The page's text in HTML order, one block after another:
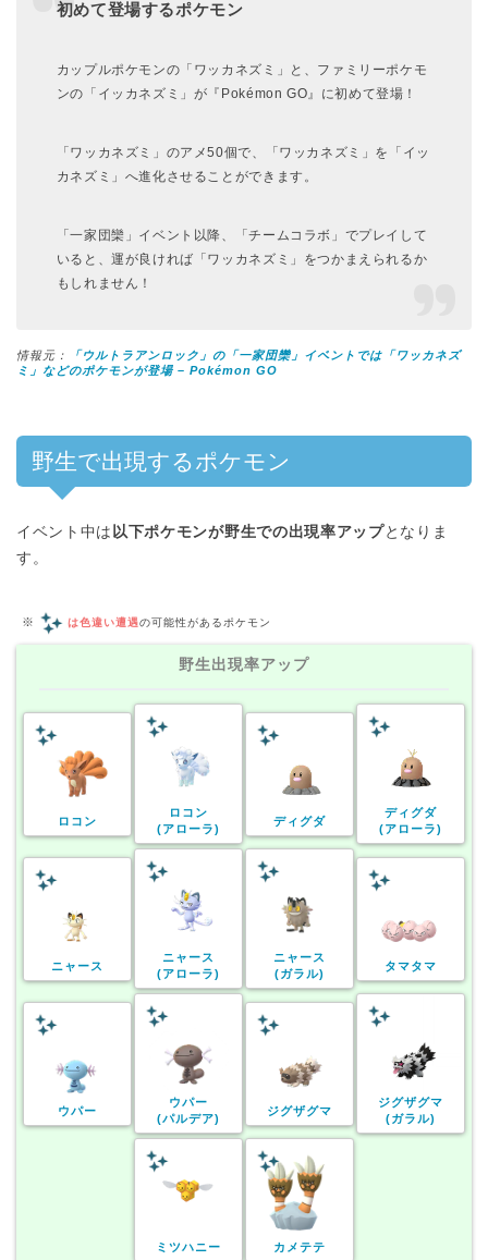
初めて登場するポケモン
カップルポケモンの「ワッカネズミ」と、ファミリーポケモ
ンの「イッカネズミ」が『Pokémon GO』に初めて登場！
「ワッカネズミ」のアメ50個で、「ワッカネズミ」を「イッ
カネズミ」へ進化させることができます。
「一家団欒」イベント以降、「チームコラボ」でプレイして
いると、運が良ければ「ワッカネズミ」をつかまえられるか
もしれません！
情報元：
「ウルトラアンロック」の「一家団欒」イベントでは「ワッカネズ
ミ」などのポケモンが登場 – Pokémon GO
野生で出現するポケモン
イベント中は 以下ポケモンが野生での出現率アップとなりま
す。
※ は色違い遭遇の可能性があるポケモン
野生出現率アップ
ロコン
ロコン
(アローラ)
ディグダ
ディグダ
(アローラ)
ニャース
ニャース
(アローラ)
ニャース
(ガラル)
タマタマ
ウパー
ウパー
(パルデア)
ジグザグマ
ジグザグマ
(ガラル)
ミツハニー カメテテ